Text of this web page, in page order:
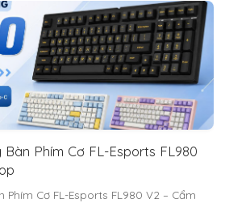
Phím Cơ FL-Esports FL980
Phím Cơ FL-Esports FL980 V2 – Cẩm